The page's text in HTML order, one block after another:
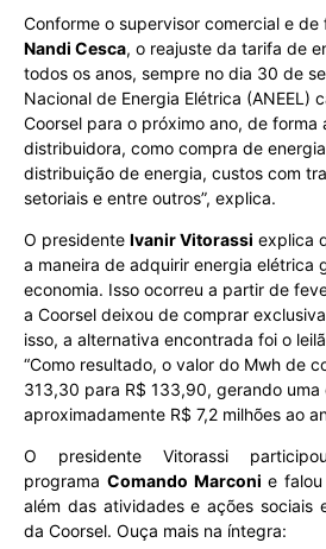
Conforme o supervisor comercial e de
Nandi Cesca, o reajuste da tarifa de
todos os anos, sempre no dia 30 de
Nacional de Energia Elétrica (ANEEL)
Coorsel para o próximo ano, de forma
distribuidora, como compra de
distribuição de energia, custos com
setoriais e entre outros”, explica.
O presidente Ivanir Vitorassi explica
a maneira de adquirir energia elétrica
economia. Isso ocorreu a partir de
a Coorsel deixou de comprar
isso, a alternativa encontrada foi o
“Como resultado, o valor do Mwh de
313,30 para R$ 133,90, gerando uma
aproximadamente R$ 7,2 milhões ao
O presidente Vitorassi
programa Comando Marconi e
além das atividades e ações sociais
da Coorsel. Ouça mais na íntegra: